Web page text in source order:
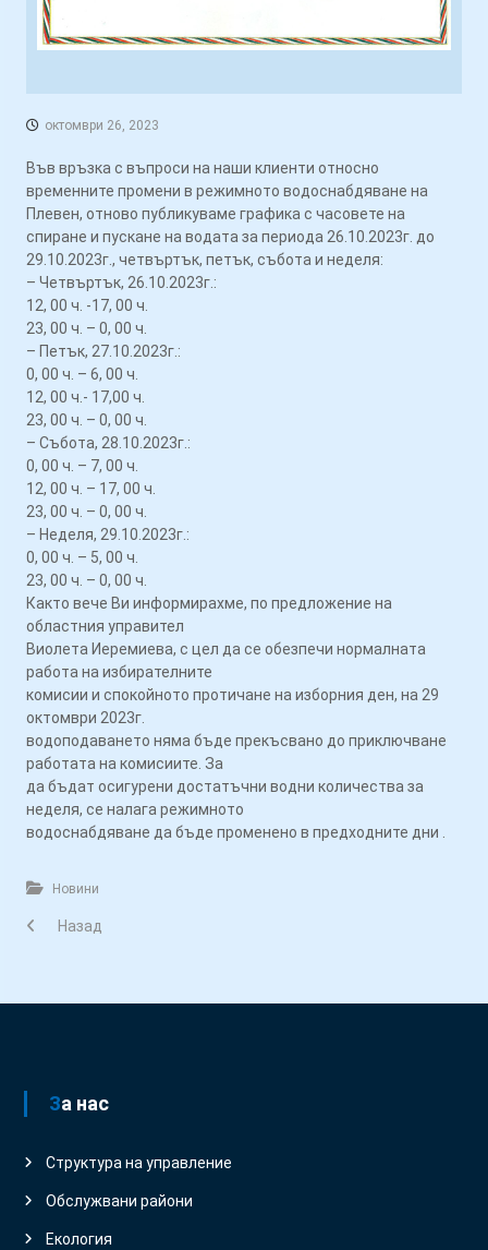
октомври 26, 2023
Във връзка с въпроси на наши клиенти относно
временните промени в режимното водоснабдяване на
Плевен, отново публикуваме графика с часовете на
спиране и пускане на водата за периода 26.10.2023г. до
29.10.2023г., четвъртък, петък, събота и неделя:
– Четвъртък, 26.10.2023г.:
12, 00 ч. -17, 00 ч.
23, 00 ч. – 0, 00 ч.
– Петък, 27.10.2023г.:
0, 00 ч. – 6, 00 ч.
12, 00 ч.- 17,00 ч.
23, 00 ч. – 0, 00 ч.
– Събота, 28.10.2023г.:
0, 00 ч. – 7, 00 ч.
12, 00 ч. – 17, 00 ч.
23, 00 ч. – 0, 00 ч.
– Неделя, 29.10.2023г.:
0, 00 ч. – 5, 00 ч.
23, 00 ч. – 0, 00 ч.
Както вече Ви информирахме, по предложение на
областния управител
Виолета Иеремиева, с цел да се обезпечи нормалната
работа на избирателните
комисии и спокойното протичане на изборния ден, на 29
октомври 2023г.
водоподаването няма бъде прекъсвано до приключване
работата на комисиите. За
да бъдат осигурени достатъчни водни количества за
неделя, се налага режимното
водоснабдяване да бъде променено в предходните дни .
Новини
Назад
За нас
Структура на управление
Обслужвани райони
Екология